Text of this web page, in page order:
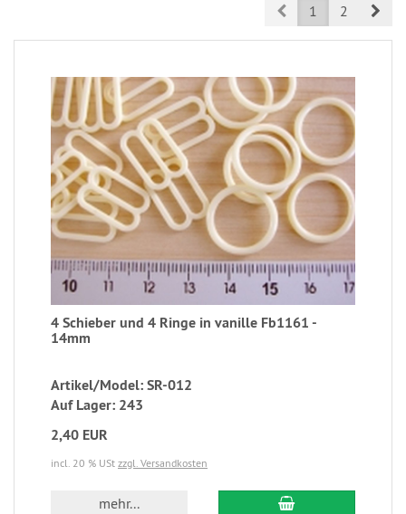
Prev1 2
4 Schieber und 4 Ringe in vanille Fb1161 -
14mm
Artikel/Model: SR-012
Auf Lager: 243
2,40 EUR
incl. 20 % USt zzgl. Versandkosten
mehr...